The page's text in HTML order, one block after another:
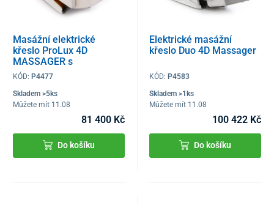
Masážní elektrické
křeslo ProLux 4D
MASSAGER s
ionizátorem vzduchu,
KÓD: P4477
Skladem >5ks
Můžete mít 11.08
81 400 Kč
Do košíku
Elektrické masážní
křeslo Duo 4D Massager
KÓD:P4583
Skladem >1ks
Můžete mít 11.08
100 422 Kč
Do košíku